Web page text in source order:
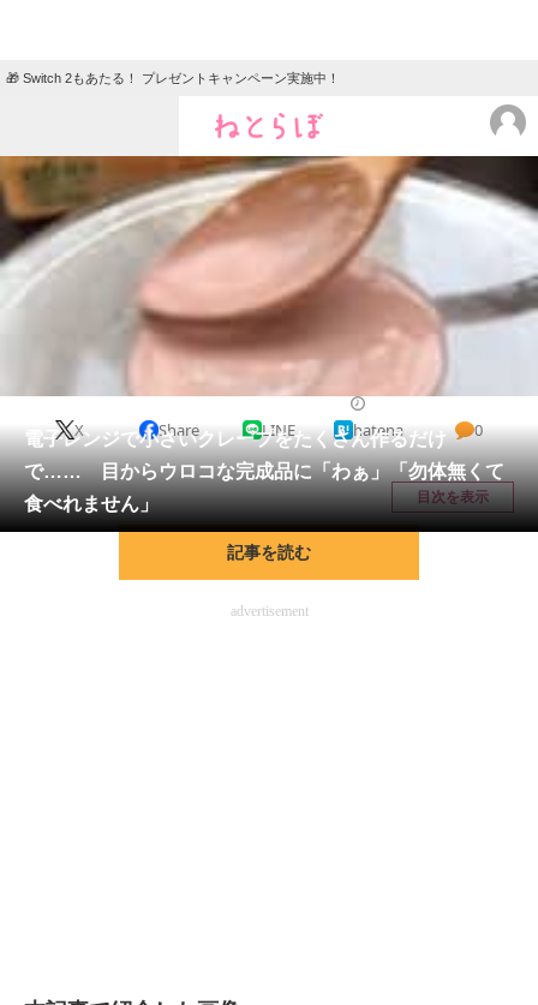
🎁 Switch 2もあたる！ プレゼントキャンペーン実施中！
ねとらぼメニュー
ニュース
エンタメ クイズ
グルメ 地域
教育・育児
リサーチ
会員記事
メディア
注目記事を集めた総合ページ
マーケ×ITの今がよく分かる
電子レンジで小さいクレープをたくさん作るだけ
で…… 目からウロコな完成品に「わぁ」「勿体無くて
食べれません」
X Share LINE hatena 0
目次を表示
記事を読む
advertisement